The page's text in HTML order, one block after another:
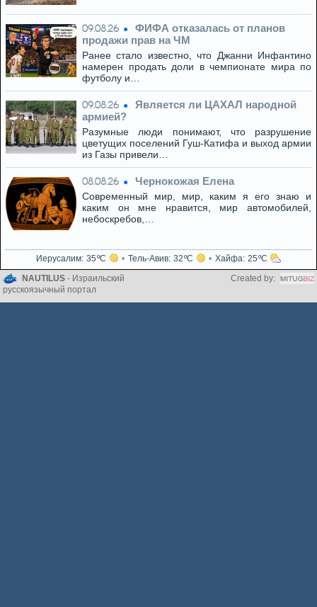
09.08.26
ФИФА отказалась от планов
продажи прав на ЧМ
Ранее стало известно, что Джанни Инфантино
намерен продать доли в чемпионате мира по
футболу и…
09.08.26
Является ли ЦАХАЛ народной
армией?
Разумные люди понимают, что разрушение
цветущих поселений Гуш-Катифа и выход армии
из Газы привели…
08.08.26 Чернокожая Елена
Современный мир, мир, каким я его знаю и
каким он мне нравится, мир автомобилей,
небоскребов,…
Иерусалим 35 Тель-Авив 32 Хайфа 25
NAUTILUS - Израильский
русскоязычный портал
Created by: